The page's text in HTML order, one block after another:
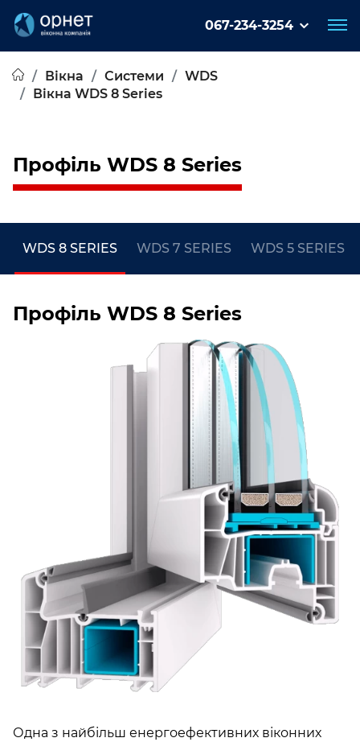
067-234-3254
Вікна Системи
WDS
Вікна WDS 8 Series
Профіль WDS 8 Series
WDS 8 SERIES WDS 7 SERIES WDS 5 SERIES
Профіль WDS 8 Series
Одна з найбільш енергоефективних віконних